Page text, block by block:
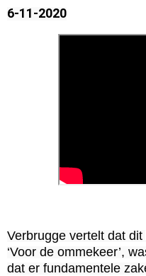
6-11-2020
Verbrugge vertelt dat
‘Voor de ommekeer’,
dat er fundamentele